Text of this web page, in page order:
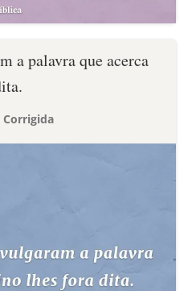
a palavra que acerca
Corrigida